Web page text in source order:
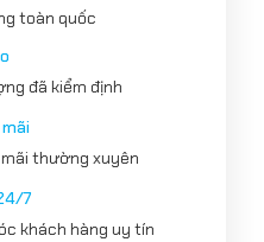
toàn quốc
đã kiểm định
thường xuyên
7
khách hàng uy tín